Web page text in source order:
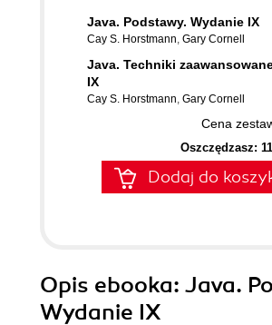
Java. Podstawy. Wydanie IX
Cay S. Horstmann, Gary Cornell
Java. Techniki
IX
Cay S. Horstmann, Gary Cornell
Cena
Oszczędzasz:
Dodaj do
Opis ebooka: Java.
Wydanie IX